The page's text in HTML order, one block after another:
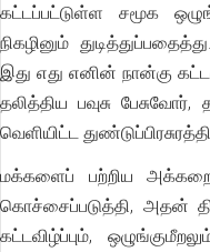
கட்டப்பட்டுள்ள சமூக
நிகழினும்
இது எது எனின் நான்கு
தலித்திய பவுசு
வெளியிட்ட
மக்களைப் பற்றிய
கொச்சைப்படுத்தி, அதன்
கட்டவிழ்ப்பும்,